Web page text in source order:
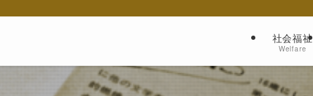
社会福祉
Welfare